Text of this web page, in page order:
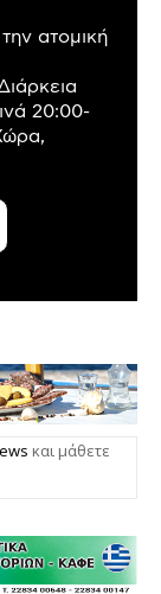
ατομική
20:00-
και μάθετε